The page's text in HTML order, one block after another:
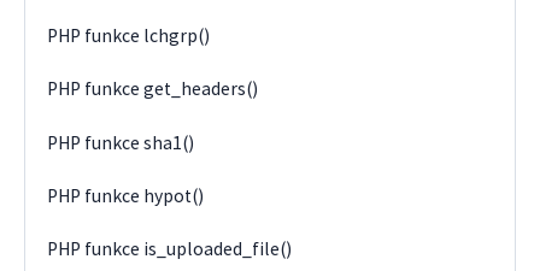
PHP funkce lchgrp()
PHP funkce get_headers()
PHP funkce sha1()
PHP funkce hypot()
PHP funkce is_uploaded_file()